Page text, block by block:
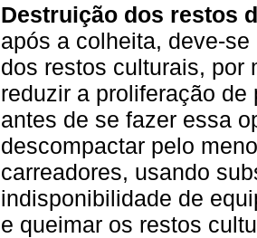
Destruição dos restos
após a colheita, deve-
dos restos culturais, por
reduzir a proliferação
antes de se fazer essa
descompactar pelo
carreadores, usando
indisponibilidade de
e queimar os restos